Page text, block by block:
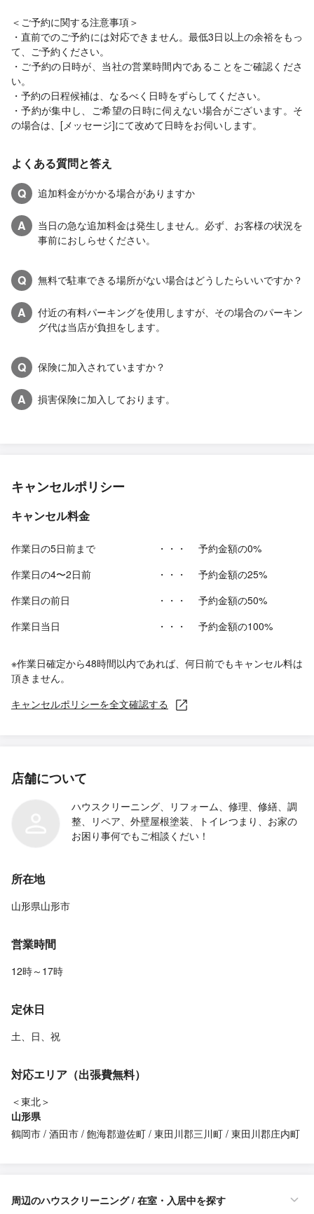
＜ご予約に関する注意事項＞
・直前でのご予約には対応できません。最低3日以上の余裕をもっ
て、ご予約ください。
・ご予約の日時が、当社の営業時間内であることをご確認くださ
い。
・予約の日程候補は、なるべく日時をずらしてください。
・予約が集中し、ご希望の日時に伺えない場合がございます。そ
の場合は、[メッセージ]にて改めて日時をお伺いします。
よくある質問と答え
Q
追加料金がかかる場合がありますか
A
当日の急な追加料金は発生しません。必ず、お客様の状況を
事前におしらせください。
Q 無料で駐車できる場所がない場合はどうしたらいいですか？
A
付近の有料パーキングを使用しますが、その場合のパーキン
グ代は当店が負担をします。
Q 保険に加入されていますか？
A 損害保険に加入しております。
キャンセルポリシー
キャンセル料金
作業日の5日前まで ・・・
予約金額の0%
作業日の4〜2日前
・・・
予約金額の25%
作業日の前日
・・・
予約金額の50%
作業日当日
・・・ 予約金額の100%
※作業日確定から48時間以内であれば、何日前でもキャンセル料は
頂きません。
キャンセルポリシーを全文確認する
店舗について
ハウスクリーニング、リフォーム、修理、修繕、調
整、リペア、外壁屋根塗装、トイレつまり、お家の
お困り事何でもご相談くだい！
所在地
山形県山形市
営業時間
12時～17時
定休日
土、日、祝
対応エリア（出張費無料）
＜東北＞
山形県
鶴岡市 酒田市 飽海郡遊佐町 東田川郡三川町 東田川郡庄内町
周辺のハウスクリーニング / 在室・入居中を探す